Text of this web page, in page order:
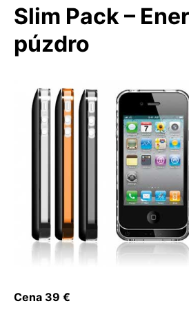
Slim Pack –
púzdro
Cena 39 €